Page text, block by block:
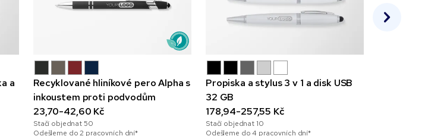
a
Recyklované hliníkové pero Alpha s
inkoustem proti podvodům
23,70-42,60 Kč
Stačí objednat50
Odešleme do 2 pracovních dní*
Propiska a stylus 3 v 1 a disk USB
32 GB
178,94-257,55 Kč
Stačí objednat 10
Odešleme do 4 pracovních dní*